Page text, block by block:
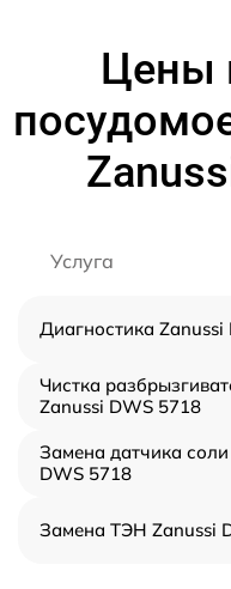
Цены
Услуга
Диагностика Zanussi
Чистка
Zanussi DWS 5718
Замена датчика
DWS 5718
Замена ТЭН Zanussi